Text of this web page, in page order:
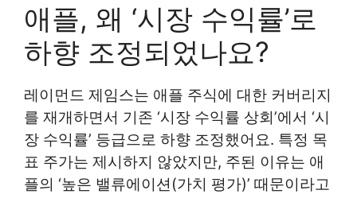
애플, 왜 ‘시장 수익률’로
하향 조정되었나요?
레이먼드 제임스는 애플 주식에 대한 커버리지
를 재개하면서 기존 ‘시장 수익률 상회’에서 ‘시
장 수익률’ 등급으로 하향 조정했어요. 특정 목
표 주가는 제시하지 않았지만, 주된 이유는 애
플의 ‘높은 밸류에이션(가치 평가)’ 때문이라고